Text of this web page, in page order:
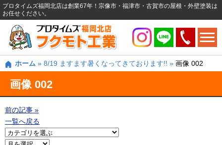
プロタイムズ福岡北店は創業67年！宗像市・福津市・古賀市の屋根・外壁塗装は
お任せください。
ホーム » 8/19 ますます暑くなってきております!! » 画像 002
画像 002
前の記事 »
一覧へ戻る